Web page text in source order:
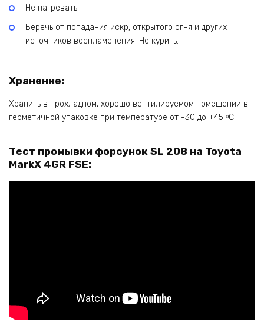
Не нагревать!
Беречь от попадания искр, открытого огня и других
источников воспламенения. Не курить.
Хранение:
Хранить в прохладном, хорошо вентилируемом помещении в
герметичной упаковке при температуре от -30 до +45 ᵒC.
Тест промывки форсунок SL 208 на Toyota
MarkX 4GR FSE: